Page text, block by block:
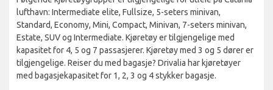
lufthavn: Intermediate elite, Fullsize, 5-seters minivan,
Standard, Economy, Mini, Compact, Minivan, 7-seters minivan,
Estate, SUV og Intermediate. Kjøretøy er tilgjengelige med
kapasitet for 4, 5 og 7 passasjerer. Kjøretøy med 3 og 5 dører er
tilgjengelige. Reiser du med bagasje? Drivalia har kjøretøyer
med bagasjekapasitet for 1, 2, 3 og 4 stykker bagasje.